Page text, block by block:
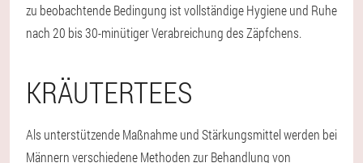
zu beobachtende Bedingung ist vollständige Hygiene und Ruhe
nach 20 bis 30-minütiger Verabreichung des Zäpfchens.
KRÄUTERTEES
Als unterstützende Maßnahme und Stärkungsmittel werden bei
Männern verschiedene Methoden zur Behandlung von